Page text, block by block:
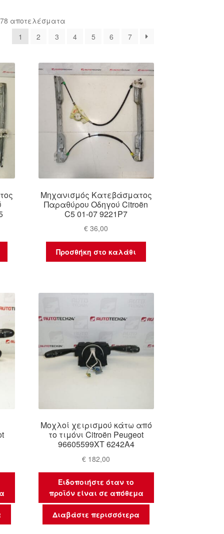
αποτελέσματαSorted
latest
1 2 3 4 5 6 7
Μηχανισμός Κατεβάσματος
Παραθύρου Οδηγού Citroën
C5 01-07 9221P7
€ 36,00
Προσθήκη στο καλάθι
Μοχλοί χειρισμού κάτω από
το τιμόνι Citroën Peugeot
96605599XT 6242A4
€ 182,00
Ειδοποιήστε όταν το
προϊόν είναι σε απόθεμα
Διαβάστε περισσότερα